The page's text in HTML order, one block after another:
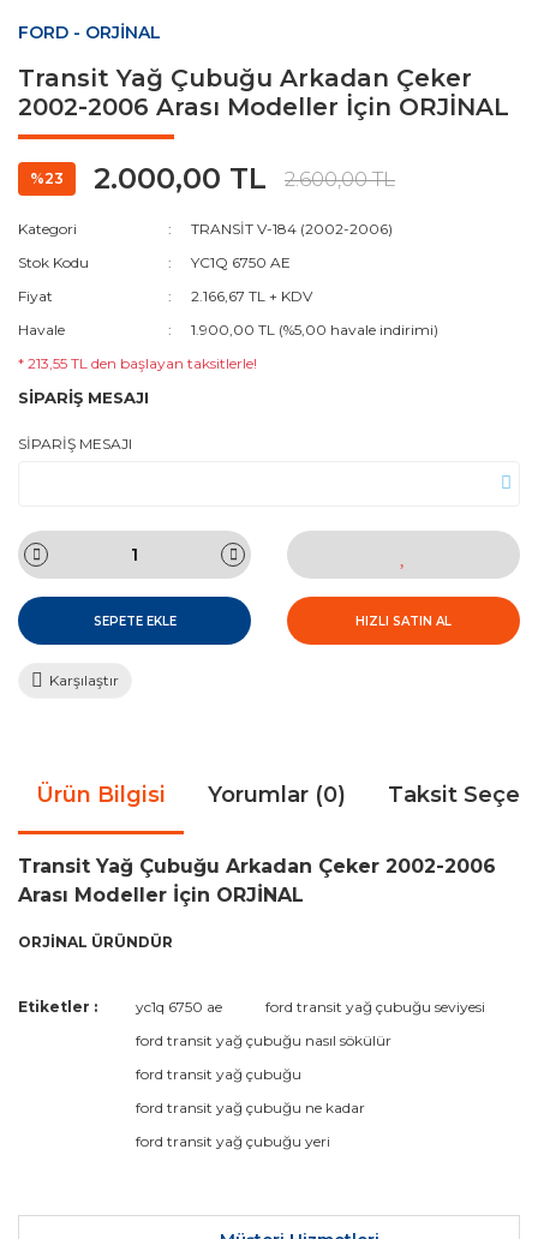
FORD - ORJİNAL
Transit Yağ Çubuğu Arkadan Çeker
2002-2006 Arası Modeller İçin ORJİNAL
%23 2.000,00 TL 2.600,00 TL
Kategori
TRANSİT V-184 (2002-2006)
Stok Kodu
YC1Q 6750 AE
Fiyat
2.166,67 TL + KDV
Havale
1.900,00 TL (%5,00 havale indirimi)
* 213,55 TL den başlayan taksitlerle!
SİPARİŞ MESAJI
SİPARİŞ MESAJI
SEPETE EKLE HIZLI SATIN AL
Karşılaştır
Ürün Bilgisi Yorumlar (0) Taksit
Transit Yağ Çubuğu Arkadan Çeker 2002-2006
Arası Modeller İçin ORJİNAL
ORJİNAL ÜRÜNDÜR
Bu ürüne ilk yorumu siz yapın!
Yorum Yaz
Bu ürünün fiyat bilgisi, resim, ürün açıklamalarında ve diğer
kullanarak tarafımıza iletebilirsiniz.
Görüş ve önerileriniz için teşekkür ederiz.
Ürün resmi kalitesiz, bozuk veya görüntülenemiyor.
Ürün fiyatı diğer sitelerden daha pahalı.
Etiketler : yc1q 6750 ae
ford transit yağ çubuğu seviyesi
ford transit yağ çubuğu nasıl sökülür
ford transit yağ çubuğu
ford transit yağ çubuğu ne kadar
ford transit yağ çubuğu yeri